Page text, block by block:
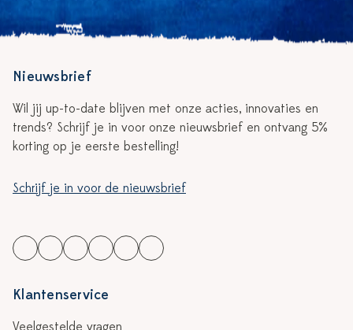
Nieuwsbrief
Wil jij up-to-date blijven met onze acties, innovaties en
trends? Schrijf je in voor onze nieuwsbrief en ontvang 5%
korting op je eerste bestelling!
Schrijf je in voor de nieuwsbrief
Klantenservice
Veelgestelde vragen